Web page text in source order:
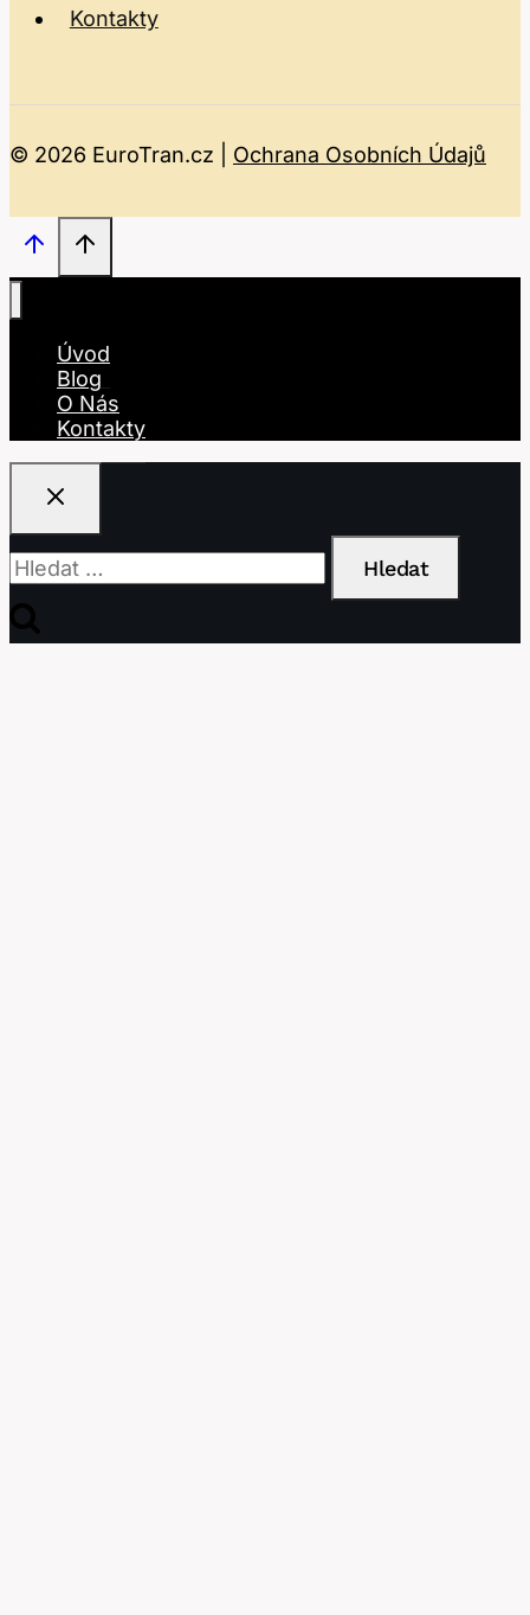
Kontakty
© 2026 EuroTran.cz | Ochrana Osobních Údajů
Úvod
Blog
O Nás
Kontakty
Vyhledávání